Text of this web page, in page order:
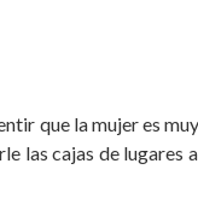
que la mujer es
las cajas de lugares